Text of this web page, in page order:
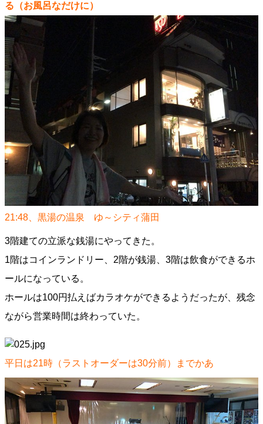
る（お風呂なだけに）
21:48、黒湯の温泉 ゆ～シティ蒲田
3階建ての立派な銭湯にやってきた。
1階はコインランドリー、2階が銭湯、3階は飲食ができるホ
ールになっている。
ホールは100円払えばカラオケができるようだったが、残念
ながら営業時間は終わっていた。
平日は21時（ラストオーダーは30分前）までかあ